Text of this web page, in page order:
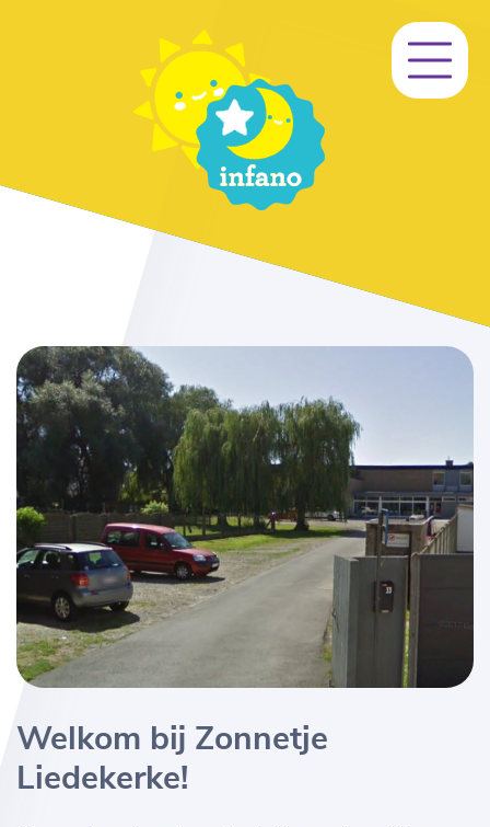
Welkom bij Zonnetje
Liedekerke!